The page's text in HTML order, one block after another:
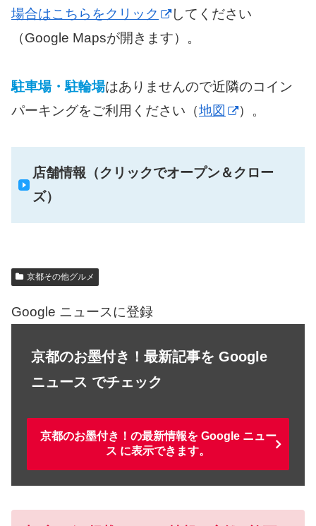
場合はこちらをクリック
してください
（Google Mapsが開きます）。
駐車場・駐輪場はありませんので近隣のコイン
パーキングをご利用ください（地図 ）。
店舗情報（クリックでオープン＆クロー
ズ）
京都その他グルメ
Google ニュースに登録
京都のお墨付き！最新記事を Google
ニュース でチェック
京都のお墨付き！の最新情報を Google ニュー
ス に表示できます。